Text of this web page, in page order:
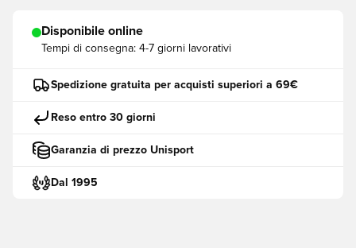
Disponibile online
Tempi di consegna: 4-7 giorni lavorativi
Spedizione gratuita per acquisti superiori a 69€
Reso entro 30 giorni
Garanzia di prezzo Unisport
Dal 1995